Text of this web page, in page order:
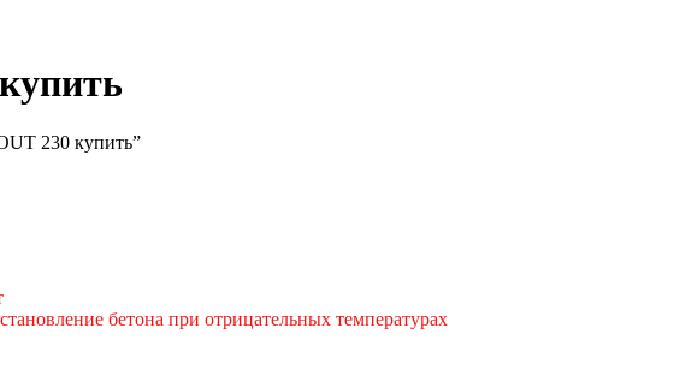
230 купить”
бетона при отрицательных температурах